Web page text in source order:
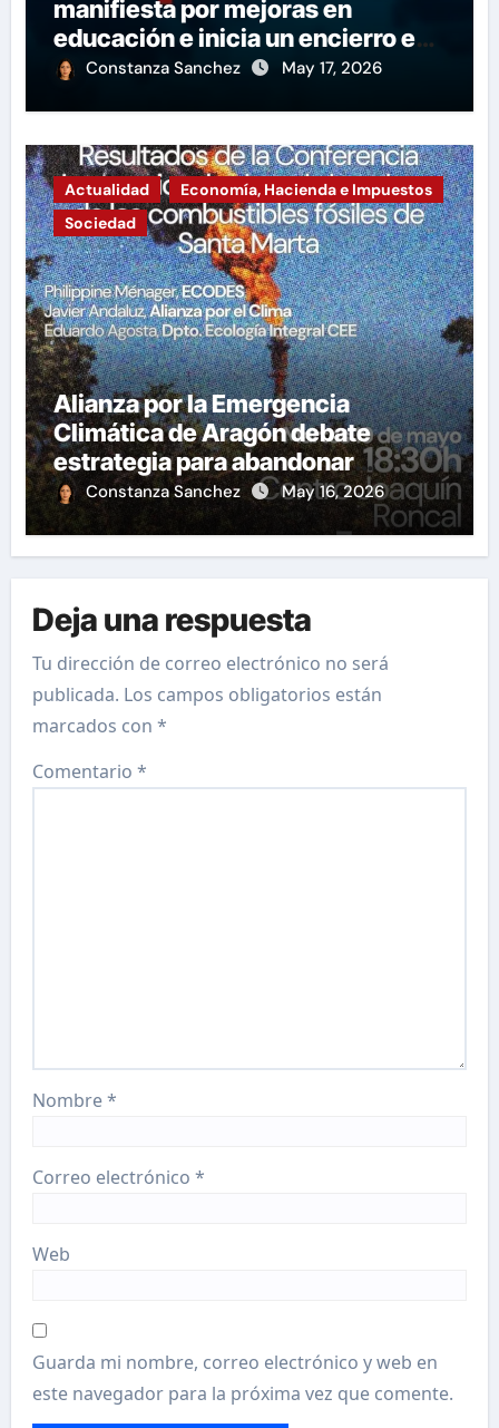
manifiesta por mejoras en
educación e inicia un encierro en
apoyo a la huelga.
Constanza Sanchez May 17, 2026
Actualidad
Economía, Hacienda e Impuestos
Sociedad
Alianza por la Emergencia
Climática de Aragón debate
estrategia para abandonar
combustibles fósiles
Constanza Sanchez May 16, 2026
Deja una respuesta
Tu dirección de correo electrónico no será
publicada. Los campos obligatorios están
marcados con*
Comentario*
Nombre*
Correo electrónico*
Web
Guarda mi nombre, correo electrónico y web en
este navegador para la próxima vez que comente.